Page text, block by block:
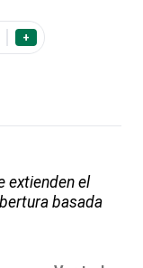
+
extienden el
basada